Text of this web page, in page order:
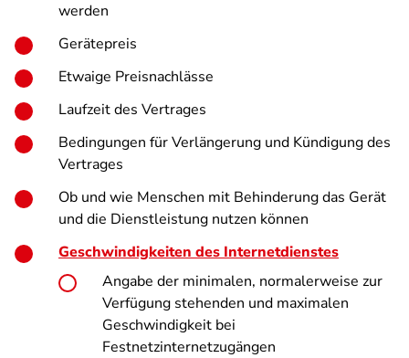
werden
Gerätepreis
Etwaige Preisnachlässe
Laufzeit des Vertrages
Bedingungen für Verlängerung und Kündigung des
Vertrages
Ob und wie Menschen mit Behinderung das Gerät
und die Dienstleistung nutzen können
Geschwindigkeiten des Internetdienstes
Angabe der minimalen, normalerweise zur
Verfügung stehenden und maximalen
Geschwindigkeit bei
Festnetzinternetzugängen